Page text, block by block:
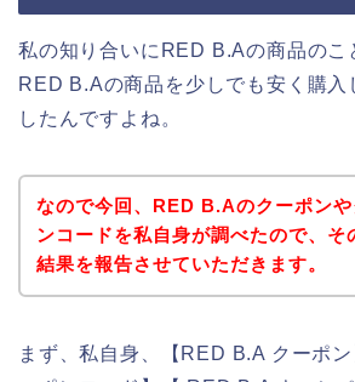
私の知り合いにRED B.Aの商品のこ
RED B.Aの商品を少しでも安く購入
したんですよね。
なので今回、RED B.Aのクーポンや
ンコードを私自身が調べたので、そ
結果を報告させていただきます。
まず、私自身、【RED B.A クーポ